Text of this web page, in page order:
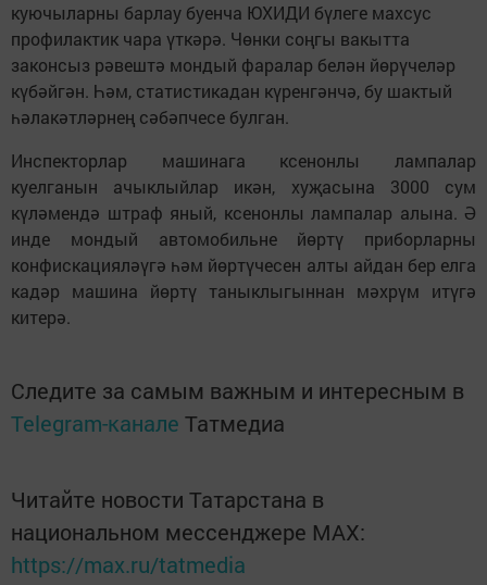
куючыларны барлау буенча ЮХИДИ бүлеге махсус
профилактик чара үткәрә. Чөнки соңгы вакытта
законсыз рәвештә мондый фаралар белән йөрүчеләр
күбәйгән. Һәм, статистикадан күренгәнчә, бу шактый
һәлакәтләрнең сәбәпчесе булган.
Инспекторлар машинага ксенонлы лампалар
куелганын ачыклыйлар икән, хуҗасына 3000 сум
күләмендә штраф яный, ксенонлы лампалар алына. Ә
инде мондый автомобильне йөртү приборларны
конфискацияләүгә һәм йөртүчесен алты айдан бер елга
кадәр машина йөртү таныклыгыннан мәхрүм итүгә
китерә.
Следите за самым важным и интересным в
Telegram-канале Татмедиа
Читайте новости Татарстана в
национальном мессенджере MАХ:
https://max.ru/tatmedia